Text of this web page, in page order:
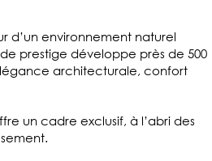
d’un environnement naturel
prestige développe près de 500
architecturale, confort
un cadre exclusif, à l’abri des